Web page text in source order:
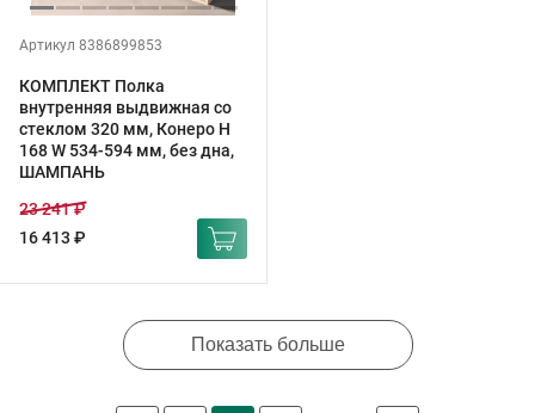
Артикул 8386899853
КОМПЛЕКТ Полка
внутренняя выдвижная со
стеклом 320 мм, Конеро H
168 W 534-594 мм, без дна,
ШАМПАНЬ
16 413 ₽
23 241 ₽
Показать больше